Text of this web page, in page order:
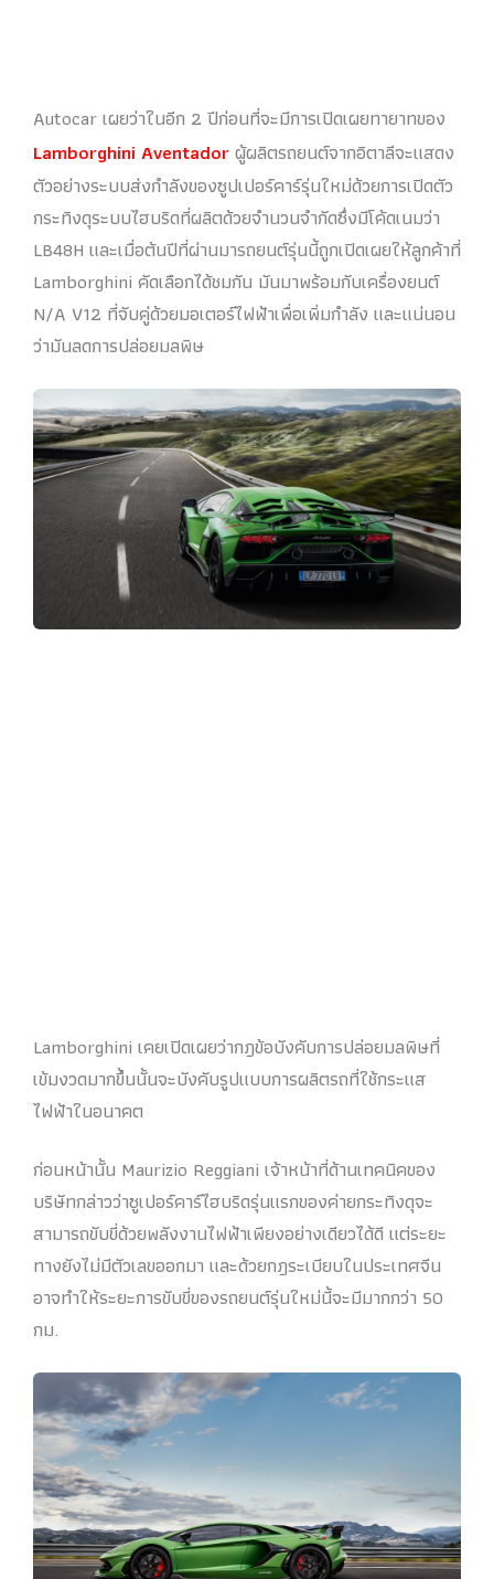
Autocar เผยว่าในอีก 2 ปีก่อนที่จะมีการเปิดเผยทายาทของ
Lamborghini Aventadorผู้ผลิตรถยนต์จากอิตาลีจะแสดง
ตัวอย่างระบบส่งกำลังของซูปเปอร์คาร์รุ่นใหม่ด้วยการเปิดตัว
กระทิงดุระบบไฮบริดที่ผลิตด้วยจำนวนจำกัดซึ่งมีโค้ดเนมว่า
LB48H และเมื่อต้นปีที่ผ่านมารถยนต์รุ่นนี้ถูกเปิดเผยให้ลูกค้าที่
Lamborghini คัดเลือกได้ชมกัน มันมาพร้อมกับเครื่องยนต์
N/A V12 ที่จับคู่ด้วยมอเตอร์ไฟฟ้าเพื่อเพิ่มกำลัง และแน่นอน
ว่ามันลดการปล่อยมลพิษ
Lamborghini เคยเปิดเผยว่ากฎข้อบังคับการปล่อยมลพิษที่
เข้มงวดมากขึ้นนั้นจะบังคับรูปแบบการผลิตรถที่ใช้กระแส
ไฟฟ้าในอนาคต
ก่อนหน้านั้น Maurizio Reggiani เจ้าหน้าที่ด้านเทคนิคของ
บริษัทกล่าวว่าซูเปอร์คาร์ไฮบริดรุ่นแรกของค่ายกระทิงดุจะ
สามารถขับขี่ด้วยพลังงานไฟฟ้าเพียงอย่างเดียวได้ดี แต่ระยะ
ทางยังไม่มีตัวเลขออกมา และด้วยกฎระเบียบในประเทศจีน
อาจทำให้ระยะการขับขี่ของรถยนต์รุ่นใหม่นี้จะมีมากกว่า 50
กม.